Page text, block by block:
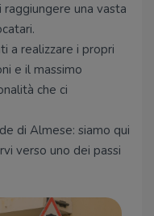
una vasta
a realizzare i propri
e il massimo
che ci
di Almese: siamo qui
verso uno dei passi